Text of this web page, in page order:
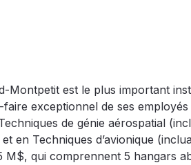
Montpetit est le plus important
exceptionnel de ses
de génie aérospatial
en Techniques d’avionique
M$, qui comprennent 5 hangars